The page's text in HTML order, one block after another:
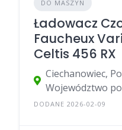
DO MASZYN
Ładowacz
Faucheux
Celtis 456 RX
Ciechanowiec,
Województwo
DODANE 2026-02-09